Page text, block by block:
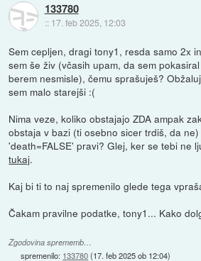
133780
:: 17. feb 2025, 12:03
Sem cepljen, dragi tony1, resda samo 2x
sem še živ (včasih upam, da sem
berem nesmisle), čemu sprašuješ?
sem malo starejši :(
Nima veze, koliko obstajajo ZDA ampak
obstaja v bazi (ti osebno sicer trdiš, da
'death=FALSE' pravi? Glej, ker se tebi ne
tukaj.
Kaj bi ti to naj spremenilo glede tega
Čakam pravilne podatke, tony1... Kako
Zgodovina sprememb…
spremenilo: 133780(17. feb 2025 ob 12:04)